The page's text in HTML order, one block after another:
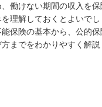
働けない期間の収入を
理解しておくとよいでし
保険の基本から、公的保